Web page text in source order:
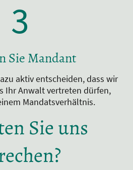
3
Sie Mandant
aktiv entscheiden, dass wir
Ihr Anwalt vertreten dürfen,
Mandatsverhältnis.
Sie uns